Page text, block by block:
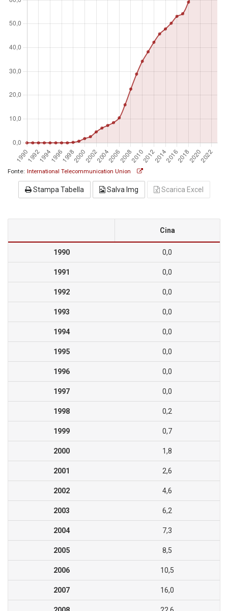
Fonte: International Telecommunication Union
Stampa Tabella Salva Img Scarica Excel
Cina
1990 0,0
1991 0,0
1992 0,0
1993 0,0
1994 0,0
1995 0,0
1996 0,0
1997 0,0
1998 0,2
1999 0,7
2000 1,8
2001 2,6
2002 4,6
2003 6,2
2004 7,3
2005 8,5
2006 10,5
2007 16,0